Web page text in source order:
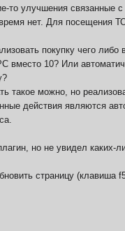
то улучшения связанные
нет. Для посещения
покупку чего либо
вместо 10? Или
такое можно, но
действия являются
но не увидел каких-
страницу (клавиша